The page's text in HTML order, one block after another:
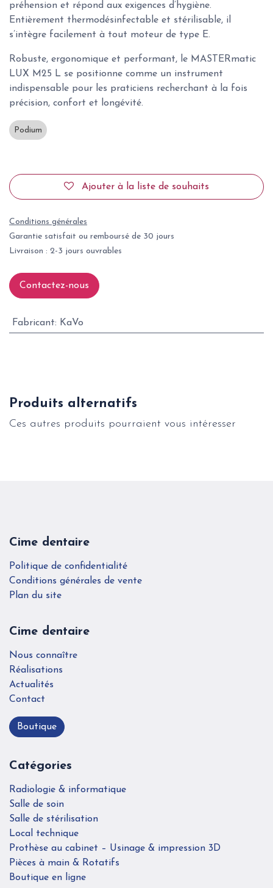
préhension et répond aux exigences d’hygiène.
Entièrement thermodésinfectable et stérilisable, il
s’intègre facilement à tout moteur de type E.
Robuste, ergonomique et performant, le MASTERmatic
LUX M25 L se positionne comme un instrument
indispensable pour les praticiens recherchant à la fois
précision, confort et longévité.
Podium
Ajouter à la liste de souhaits
Conditions générales
Garantie satisfait ou remboursé de 30 jours
Livraison : 2-3 jours ouvrables
Contactez-nous
Fabricant: KaVo
Produits alternatifs
Ces autres produits pourraient vous intéresser
Cime dentaire
Politique de confidentialité
Conditions générales de vente
Plan du site
Cime dentaire
Nous connaître
Réalisations
Actualités
Contact
Boutique
Catégories
Radiologie & informatique
Salle de soin
Salle de stérilisation
Local technique
Prothèse au cabinet – Usinage & impression 3D
Pièces à main & Rotatifs
Boutique en ligne